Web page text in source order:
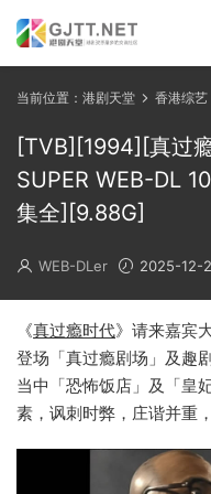
当前位置： 港剧天堂 香港综艺
[TVB][1994][真过
SUPER WEB-DL
集全][9.88G]
WEB-DLer 2025-12-
《真过瘾时代》请来嘉宾
登场「真过瘾剧场」及趣
当中「恐怖饭店」及「皇
素，讽刺时弊，庄谐并重